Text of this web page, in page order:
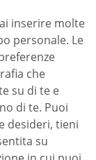
inserire molte
personale. Le
che
su di te e
di te. Puoi
desideri, tieni
su